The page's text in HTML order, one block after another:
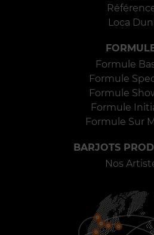
Loca
Formule
Formule
Formule
Formule
Formule Sur
BARJOTS
Nos